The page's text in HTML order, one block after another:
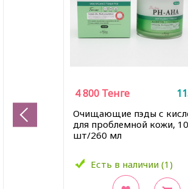
Очищающие пэды с
для проблемной кожи,
шт/260 мл
Есть в наличии (1)
4 800 Тенге